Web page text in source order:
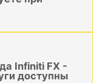
Infiniti FX -
доступны